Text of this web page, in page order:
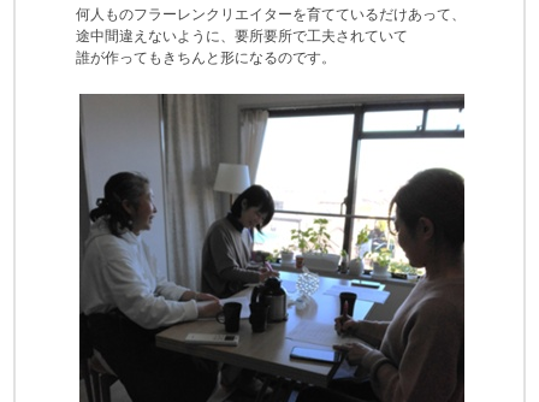
何人ものフラーレンクリエイターを育てているだけあって、
途中間違えないように、要所要所で工夫されていて
誰が作ってもきちんと形になるのです。